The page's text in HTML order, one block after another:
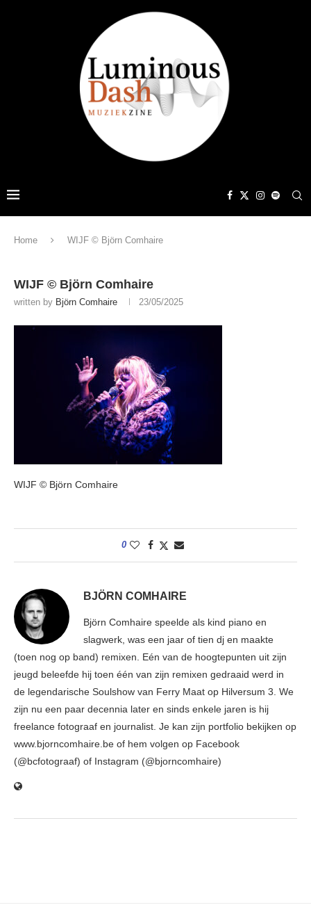
Home WIJF © Björn Comhaire
WIJF © Björn Comhaire
written by Björn Comhaire 23/05/2025
WIJF © Björn Comhaire
0
BJÖRN COMHAIRE
Björn Comhaire speelde als kind piano en
slagwerk, was een jaar of tien dj en maakte
(toen nog op band) remixen. Eén van de hoogtepunten uit zijn
jeugd beleefde hij toen één van zijn remixen gedraaid werd in
de legendarische Soulshow van Ferry Maat op Hilversum 3. We
zijn nu een paar decennia later en sinds enkele jaren is hij
freelance fotograaf en journalist. Je kan zijn portfolio bekijken op
www.bjorncomhaire.be of hem volgen op Facebook
(@bcfotograaf) of Instagram (@bjorncomhaire)